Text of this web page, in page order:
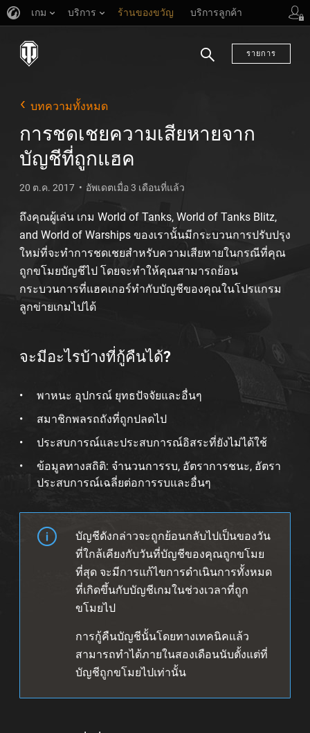
เกม บริการ ร้านของขวัญ บริการลูกค้า
รายการ
บทความทั้งหมด
การชดเชยความเสียหายจาก
บัญชีที่ถูกแฮค
20 ต.ค. 2017 อัพเดตเมื่อ 3 เดือนที่แล้ว
ถึงคุณผู้เล่น เกม World of Tanks, World of Tanks Blitz,
and World of Warships ของเรานั้นมีกระบวนการปรับปรุง
ใหม่ที่จะทำการชดเชยสำหรับความเสียหายในกรณีที่คุณ
ถูกขโมยบัญชีไป โดยจะทำให้คุณสามารถย้อน
กระบวนการที่แฮคเกอร์ทำกับบัญชีของคุณในโปรแกรม
ลูกข่ายเกมไปได้
จะมีอะไรบ้างที่กู้คืนได้?
พาหนะ อุปกรณ์ ยุทธปัจจัยและอื่นๆ
สมาชิกพลรถถังที่ถูกปลดไป
ประสบการณ์และประสบการณ์อิสระที่ยังไม่ได้ใช้
ข้อมูลทางสถิติ: จำนวนการรบ, อัตราการชนะ, อัตรา
ประสบการณ์เฉลี่ยต่อการรบและอื่นๆ
บัญชีดังกล่าวจะถูกย้อนกลับไปเป็นของวัน
ที่ใกล้เคียงกับวันที่บัญชีของคุณถูกขโมย
ที่สุด จะมีการแก้ไขการดำเนินการทั้งหมด
ที่เกิดขึ้นกับบัญชีเกมในช่วงเวลาที่ถูก
ขโมยไป
การกู้คืนบัญชีนั้นโดยทางเทคนิคแล้ว
สามารถทำได้ภายในสองเดือนนับตั้งแต่ที่
บัญชีถูกขโมยไปเท่านั้น